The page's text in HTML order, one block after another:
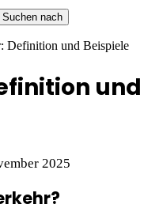
Suchen nach
Definition und Beispiele
und
2025